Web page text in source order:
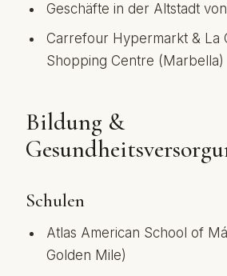
Geschäfte in der Altstadt
Carrefour Hypermarkt & La
Shopping Centre (Marbella)
Bildung &
Schulen
Atlas American School of
Golden Mile)